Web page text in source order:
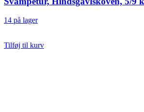
14 på lager
Tilføj til kurv